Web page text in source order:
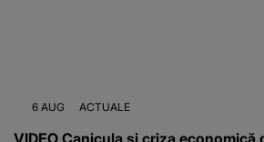
6 AUG ACTUALE
VIDEO Canicula și criza economică